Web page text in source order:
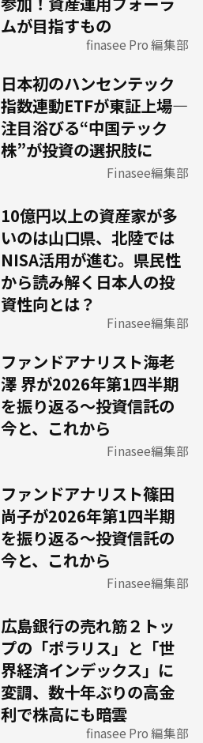
ムが目指すもの
finasee Pro 編集部
日本初のハンセンテック
指数連動ETFが東証上場―
注目浴びる“中国テック
株”が投資の選択肢に
Finasee編集部
10億円以上の資産家が多
いのは山口県、北陸では
NISA活用が進む。県民性
から読み解く日本人の投
資性向とは？
Finasee編集部
ファンドアナリスト海老
澤 界が2026年第1四半期
を振り返る～投資信託の
今と、これから
Finasee編集部
ファンドアナリスト篠田
尚子が2026年第1四半期
を振り返る～投資信託の
今と、これから
Finasee編集部
広島銀行の売れ筋２トッ
プの「ポラリス」と「世
界経済インデックス」に
変調、数十年ぶりの高金
利で株高にも暗雲
finasee Pro 編集部